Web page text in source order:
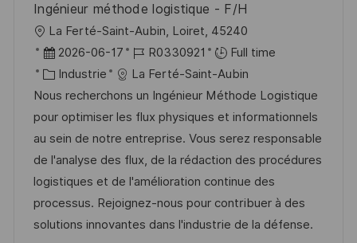
i
o
f
i
c
h
a
g
e
e
d
u
p
o
s
t
e
i
e
Ingénieur méthode logistique - F/H
o
c
a
l
i
s
a
t
i
La Ferté-Saint-Aubin, Loiret, 45240
D
a
t
e
d
’
a
f
f
2026-06-17
R
é
f
é
r
e
n
c
e
R0330921
Full time
C
a
t
é
g
o
r
i
Industrie
La Ferté-Saint-Aubin
Nous recherchons un Ingénieur Méthode Logistique
pour optimiser les flux physiques et informationnels
au sein de notre entreprise. Vous serez responsable
de l'analyse des flux, de la rédaction des procédures
logistiques et de l'amélioration continue des
processus. Rejoignez-nous pour contribuer à des
solutions innovantes dans l'industrie de la défense.